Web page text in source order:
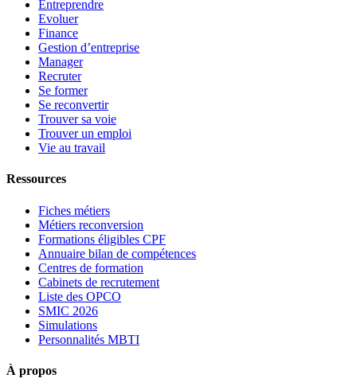
Entreprendre
Evoluer
Finance
Gestion d’entreprise
Manager
Recruter
Se former
Se reconvertir
Trouver sa voie
Trouver un emploi
Vie au travail
Ressources
Fiches métiers
Métiers reconversion
Formations éligibles CPF
Annuaire bilan de compétences
Centres de formation
Cabinets de recrutement
Liste des OPCO
SMIC 2026
Simulations
Personnalités MBTI
À propos